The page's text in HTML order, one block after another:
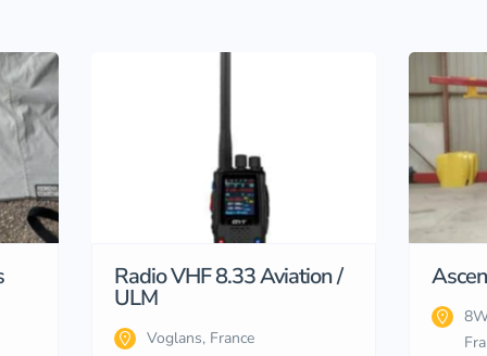
Radio VHF 8.33 Aviation /
ULM
Voglans, France